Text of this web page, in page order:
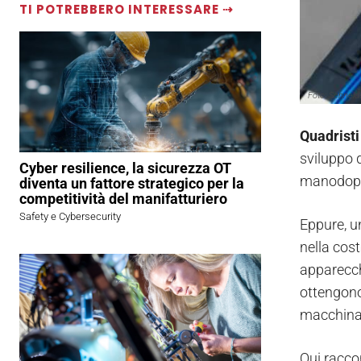
TI POTREBBERO INTERESSARE ⇢
Cyber resilience, la sicurezza OT
diventa un fattore strategico per la
competitività del manifatturiero
Safety e Cybersecurity
Foto:
Quadristi
sviluppo
Eppure,
nella